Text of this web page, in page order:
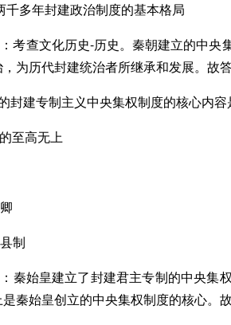
千多年封建政治制度的基本格局
考查文化历史-历史。秦朝建立的中央
为历代封建统治者所继承和发展。故答
封建专制主义中央集权制度的核心内容
至高无上
制
秦始皇建立了封建君主专制的中央集
秦始皇创立的中央集权制度的核心。故